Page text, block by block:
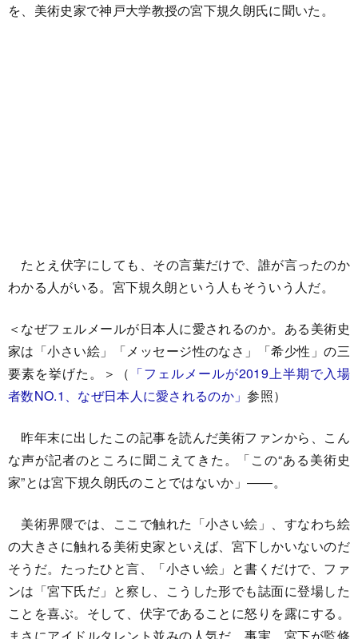
を、美術史家で神戸大学教授の宮下規久朗氏に聞いた。
たとえ伏字にしても、その言葉だけで、誰が言ったのか
わかる人がいる。宮下規久朗という人もそういう人だ。
＜なぜフェルメールが日本人に愛されるのか。ある美術史
家は「小さい絵」「メッセージ性のなさ」「希少性」の三
要素を挙げた。＞（ 「フェルメールが2019上半期で入場
者数NO.1、なぜ日本人に愛されるのか」参照）
昨年末に出したこの記事を読んだ美術ファンから、こん
な声が記者のところに聞こえてきた。「この“ある美術史
家”とは宮下規久朗氏のことではないか」――。
美術界隈では、ここで触れた「小さい絵」、すなわち絵
の大きさに触れる美術史家といえば、宮下しかいないのだ
そうだ。たったひと言、「小さい絵」と書くだけで、ファ
ンは「宮下氏だ」と察し、こうした形でも誌面に登場した
ことを喜ぶ。そして、伏字であることに怒りを露にする。